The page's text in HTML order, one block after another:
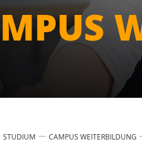
STUDIUM CAMPUS WEITERBILDUNG